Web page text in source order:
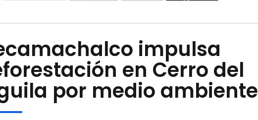
impulsa
en Cerro del
por medio ambiente